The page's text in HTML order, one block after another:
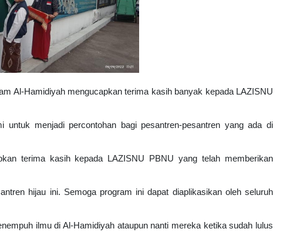
Al-Hamidiyah mengucapkan terima kasih banyak kepada LAZISNU
untuk menjadi percontohan bagi pesantren-pesantren yang ada di
terima kasih kepada LAZISNU PBNU yang telah memberikan
hijau ini. Semoga program ini dapat diaplikasikan oleh seluruh
ilmu di Al-Hamidiyah ataupun nanti mereka ketika sudah lulus